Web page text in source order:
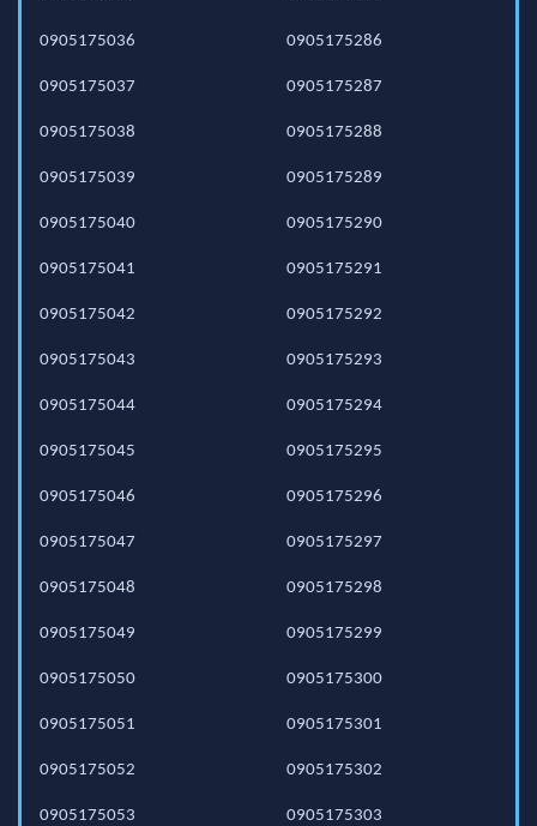
0905175036
0905175037
0905175038
0905175039
0905175040
0905175041
0905175042
0905175043
0905175044
0905175045
0905175046
0905175047
0905175048
0905175049
0905175050
0905175051
0905175052
0905175053
0905175286
0905175287
0905175288
0905175289
0905175290
0905175291
0905175292
0905175293
0905175294
0905175295
0905175296
0905175297
0905175298
0905175299
0905175300
0905175301
0905175302
0905175303